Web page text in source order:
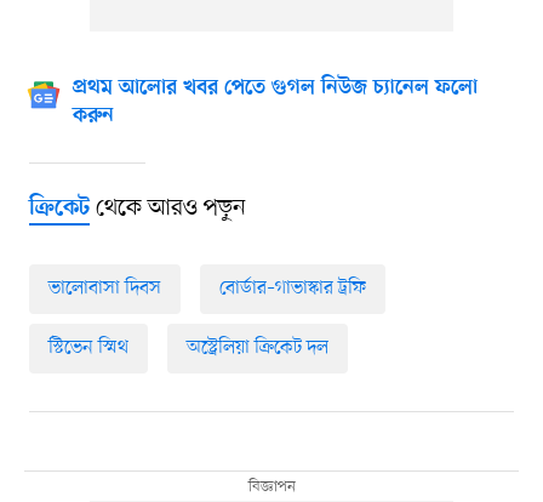
প্রথম আলোর খবর পেতে গুগল নিউজ চ্যানেল ফলো
করুন
ক্রিকেটথেকে আরও পড়ুন
ভালোবাসা দিবস বোর্ডার–গাভাস্কার ট্রফি
স্টিভেন স্মিথ অস্ট্রেলিয়া ক্রিকেট দল